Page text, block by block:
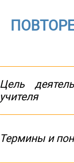
Цель
учителя
Термины и